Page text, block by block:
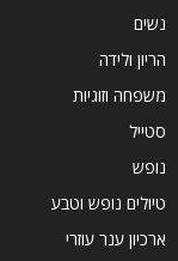
נשים
הריון ולידה
משפחה וזוגיות
סטייל
נופש
טיולים נופש וטבע
ארכיון ענר עוזרי